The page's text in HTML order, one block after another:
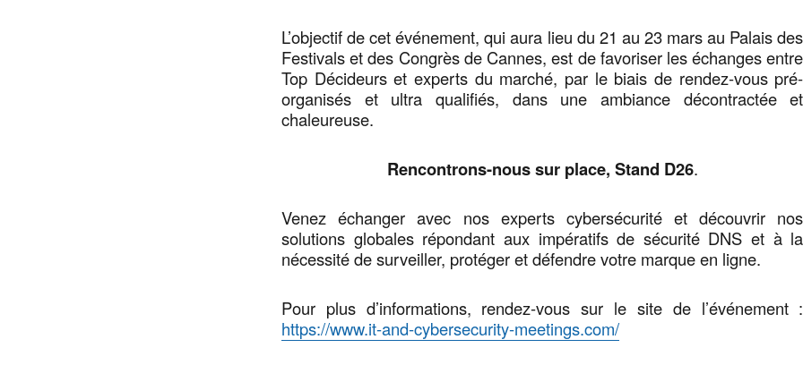
L’objectif de cet événement, qui aura lieu du 21 au 23 mars au Palais des
Festivals et des Congrès de Cannes, est de favoriser les échanges entre
Top Décideurs et experts du marché, par le biais de rendez-vous pré-
organisés et ultra qualifiés, dans une ambiance décontractée et
chaleureuse.
Rencontrons-nous sur place, Stand D26.
Venez échanger avec nos experts cybersécurité et découvrir nos
solutions globales répondant aux impératifs de sécurité DNS et à la
nécessité de surveiller, protéger et défendre votre marque en ligne.
Pour plus d’informations, rendez-vous sur le site de l’événement :
https://www.it-and-cybersecurity-meetings.com/